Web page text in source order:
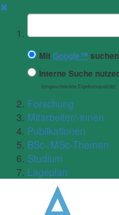
✖
Suchbegriff
MitGoogle™ suchen
Interne Suche
(eingeschränkte Ergebnisqualität)
Forschung
Mitarbeiter/-innen
Publikationen
BSc-/MSc-Themen
Studium
Lageplan